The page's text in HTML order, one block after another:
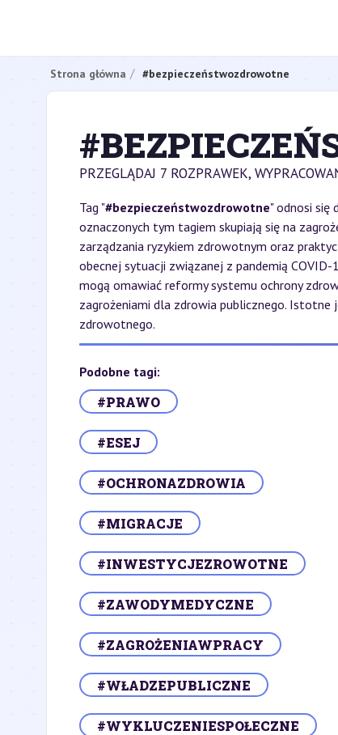
Strona główna #bezpieczeństwozdrowotne
PRZEGLĄDAJ 7 ROZPRAWEK,
Tag "#bezpieczeństwozdrowotne" odnosi się
oznaczonych tym tagiem skupiają się na
zarządzania ryzykiem zdrowotnym oraz
obecnej sytuacji związanej z pandemią
mogą omawiać reformy systemu ochrony
zagrożeniami dla zdrowia publicznego.
zdrowotnego.
Podobne tagi:
#PRAWO
#ESEJ
#OCHRONAZDROWIA
#MIGRACJE
#INWESTYCJEZROWOTNE
#ZAWODYMEDYCZNE
#ZAGROŻENIAWPRACY
#WŁADZEPUBLICZNE
#WYKLUCZENIESPOŁECZNE